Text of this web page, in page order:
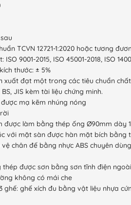
TCVN 12721-1:2020 hoặc tương
9001-2015, ISO 45001-2018, ISO
thước: ± 5%
xuất đạt một trong các tiêu chuẩn
JIS kèm tài liệu chứng minh.
mạ kẽm nhúng nóng
được làm bằng thép ống Ø90mm dày
với mặt sàn được hàn mặt bích bằng
chân đế bằng nhực ABS chuyên
thép được sơn bằng sơn tĩnh điện
không có mái che
ghế: ghế xích đu bằng vật liệu nhựa